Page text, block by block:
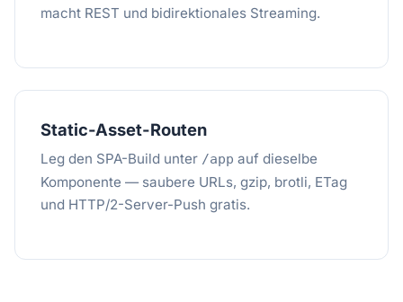
macht REST und bidirektionales Streaming.
Static-Asset-Routen
Leg den SPA-Build unter /app auf dieselbe
Komponente — saubere URLs, gzip, brotli, ETag
und HTTP/2-Server-Push gratis.